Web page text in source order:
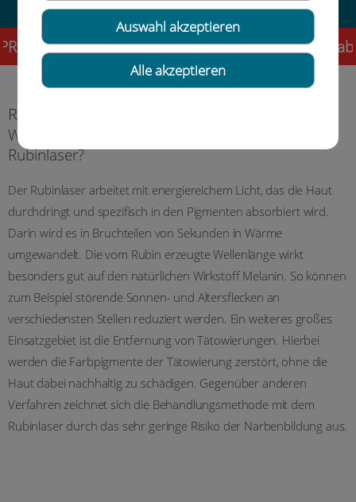
Auswahl akzeptieren
Alle akzeptieren
Liebe Patientinnen und
Rubinlaser
Wie funktioniert die Behandlung mit dem
Rubinlaser?
Der Rubinlaser arbeitet mit energiereichem Licht, das die Haut
durchdringt und spezifisch in den Pigmenten absorbiert wird.
Darin wird es in Bruchteilen von Sekunden in Wärme
umgewandelt. Die vom Rubin erzeugte Wellenlänge wirkt
besonders gut auf den natürlichen Wirkstoff Melanin. So können
zum Beispiel störende Sonnen- und Altersflecken an
verschiedensten Stellen reduziert werden. Ein weiteres großes
Einsatzgebiet ist die Entfernung von Tätowierungen. Hierbei
werden die Farbpigmente der Tätowierung zerstört, ohne die
Haut dabei nachhaltig zu schädigen. Gegenüber anderen
Verfahren zeichnet sich die Behandlungsmethode mit dem
Rubinlaser durch das sehr geringe Risiko der Narbenbildung aus.